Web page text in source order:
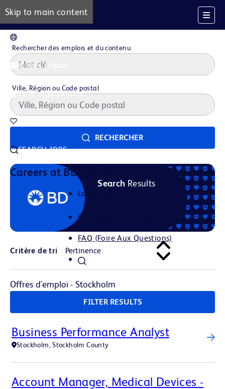
Skip to main content
Alertes emploi
Gérer applications
SEARCH JOBS
Careers at BD
La vie Chez BD
Domaines de Carrière
FAQ (Foire Aux Questions)
Rechercher des emplois et du contenu
Ville, Région ou Code postal
RECHERCHER
Search Results
Critère de tri
Offres d'emploi - Stockholm
FILTER RESULTS
Business Performance Analyst
Stockholm, Stockholm County
Account Manager, Medical Devices -